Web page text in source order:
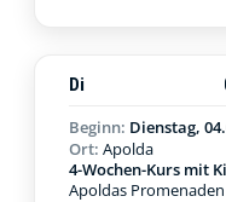
Di
Beginn: Dienstag,
Ort: Apolda
4-Wochen-Kurs mit
Apoldas Promenaden